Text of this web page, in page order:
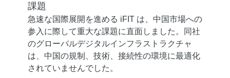
課題
急速な国際展開を進める iFIT は、中国市場への
参入に際して重大な課題に直面しました。同社
のグローバルデジタルインフラストラクチャ
は、中国の規制、技術、接続性の環境に最適化
されていませんでした。